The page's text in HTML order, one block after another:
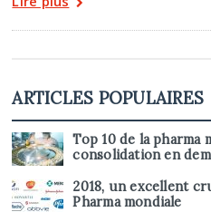
ARTICLES POPULAIRES
Top 10 de la pharma
consolidation en
2018, un excellent
Pharma mondiale